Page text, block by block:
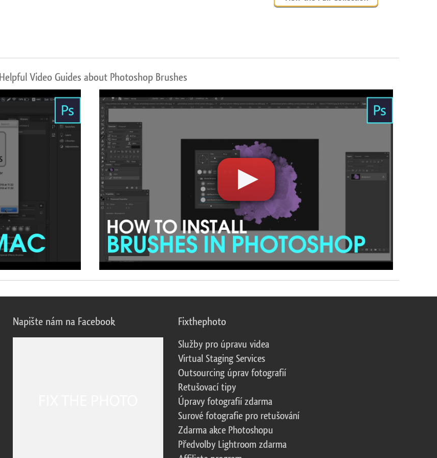
Helpful Video Guides about Photoshop Brushes
Napište nám na Facebook Fixthephoto
Služby pro úpravu videa
Virtual Staging Services
Outsourcing úprav fotografií
Retušovací tipy
Úpravy fotografií zdarma
Surové fotografie pro retušování
Zdarma akce Photoshopu
Předvolby Lightroom zdarma